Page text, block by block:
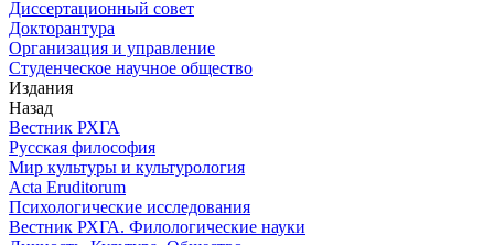
Диссертационный совет
Докторантура
Организация и управление
Студенческое научное общество
Издания
Назад
Вестник РХГА
Русская философия
Мир культуры и культурология
Acta Eruditorum
Психологические исследования
Вестник РХГА. Филологические науки